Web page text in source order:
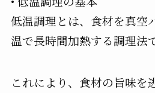
低温調理とは、食材を真空
温で長時間加熱する調理法
これにより、食材の旨味を